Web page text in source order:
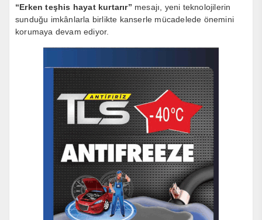
“Erken teşhis hayat kurtarır” mesajı, yeni teknolojilerin
sunduğu imkânlarla birlikte kanserle mücadelede önemini
korumaya devam ediyor.